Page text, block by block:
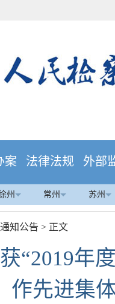
案 法律法规 外部
州 常州 苏州
通知公告 > 正文
“2019年
作先进集